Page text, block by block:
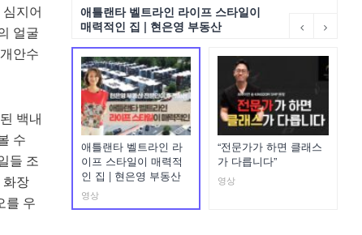
지어
얼굴
안수
백내
수
들 조
장
를 우
애틀랜타 벨트라인 라이프 스타일이
매력적인 집 | 현은영 부동산
애틀랜타 벨트라인 라
이프 스타일이 매력적
인 집 | 현은영 부동산
영상
“전문가가 하면 클래스
가 다릅니다”
영상